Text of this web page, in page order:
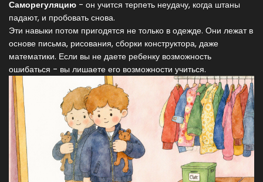
Саморегуляцию - он учится терпеть неудачу, когда штаны
падают, и пробовать снова.
Эти навыки потом пригодятся не только в одежде. Они лежат в
основе письма, рисования, сборки конструктора, даже
математики. Если вы не даете ребенку возможность
ошибаться - вы лишаете его возможности учиться.